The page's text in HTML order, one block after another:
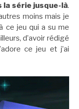
série jusque-là.
moins mais je
ce jeu qui a su me
d’avoir rédigé
ce jeu et j’ai